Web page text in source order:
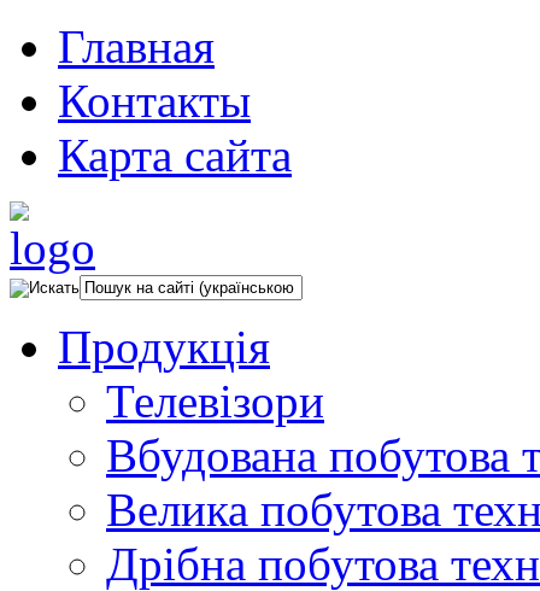
Главная
Контакты
Карта сайта
Продукція
Телевізори
Вбудована побутова
Велика побутова
Дрібна побутова